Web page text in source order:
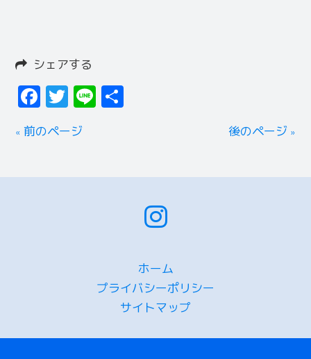
シェアする
Facebook
Twitter
Line
« 前のページ 後のページ »
ホーム
プライバシーポリシー
サイトマップ